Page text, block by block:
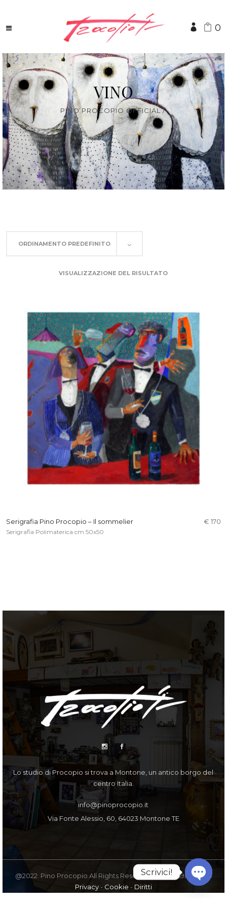
0
VINO
PINO PROCOPIO OFFICIAL/
ORDINAMENTO PREDEFINITO
VISUALIZZAZIONE DEL RISULTATO
Serigrafia Pino Procopio – Il sommelier € 170
Serigrafia Polimaterica cm 50x50
Lo studio di Procopio si trova a Montone, un antico borgo del
centro Italia.
info@pinoprocopio.it
Via Fonte Alessio, 60, 64023 Montone TE
@2022. Pino Procopio All Rights Reserved. PI IT00598770675
Privacy- Cookie - Diritti
Scrivici!